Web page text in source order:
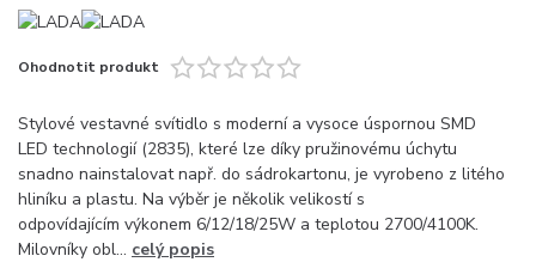
Ohodnotit produkt
Stylové vestavné svítidlo s moderní a vysoce úspornou SMD
LED technologií (2835), které lze díky pružinovému úchytu
snadno nainstalovat např. do sádrokartonu, je vyrobeno z litého
hliníku a plastu. Na výběr je několik velikostí s
odpovídajícím výkonem 6/12/18/25W a teplotou 2700/4100K.
Milovníky obl... celý popis